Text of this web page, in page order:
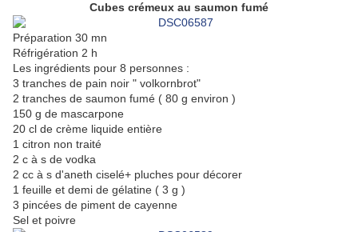
Cubes crémeux au saumon fumé
Préparation 30 mn
Réfrigération 2 h
Les ingrédients pour 8 personnes :
3 tranches de pain noir " volkornbrot"
2 tranches de saumon fumé ( 80 g environ )
150 g de mascarpone
20 cl de crème liquide entière
1 citron non traité
2 c à s de vodka
2 cc à s d'aneth ciselé+ pluches pour décorer
1 feuille et demi de gélatine ( 3 g )
3 pincées de piment de cayenne
Sel et poivre